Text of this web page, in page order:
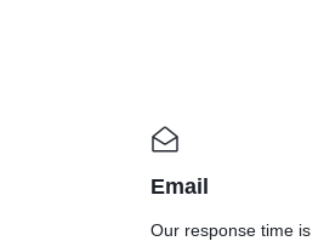
Email
Our response time is